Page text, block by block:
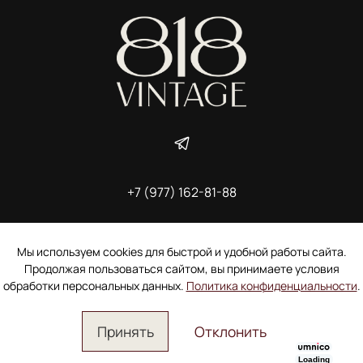
+7 (977) 162-81-88
Пользовательское соглашение
Электронное согласие покупателя на рассылку
Согласие на обработку персональных данных
Мы используем cookies для быстрой и удобной работы сайта.
Продолжая пользоваться сайтом, вы принимаете условия
обработки персональных данных. Политика конфиденциальности.
Принять Отклонить
Loading